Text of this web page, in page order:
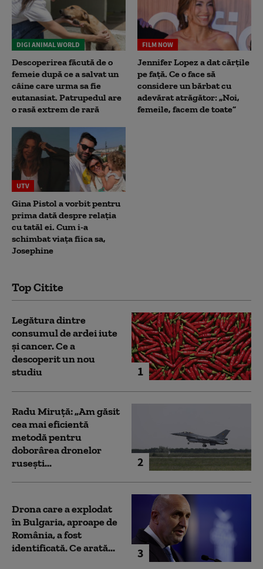
DIGI ANIMAL WORLD
Descoperirea făcută de o
femeie după ce a salvat un
câine care urma sa fie
eutanasiat. Patrupedul are
o rasă extrem de rară
FILM NOW
Jennifer Lopez a dat cărțile
pe față. Ce o face să
considere un bărbat cu
adevărat atrăgător: „Noi,
femeile, facem de toate”
UTV
Gina Pistol a vorbit pentru
prima dată despre relația
cu tatăl ei. Cum i-a
schimbat viața fiica sa,
Josephine
Top Citite
1
Legătura dintre
consumul de ardei iute
și cancer. Ce a
descoperit un nou
studiu
2
Radu Miruță: „Am găsit
cea mai eficientă
metodă pentru
doborârea dronelor
rusești...
3
Drona care a explodat
în Bulgaria, aproape de
România, a fost
identificată. Ce arată...